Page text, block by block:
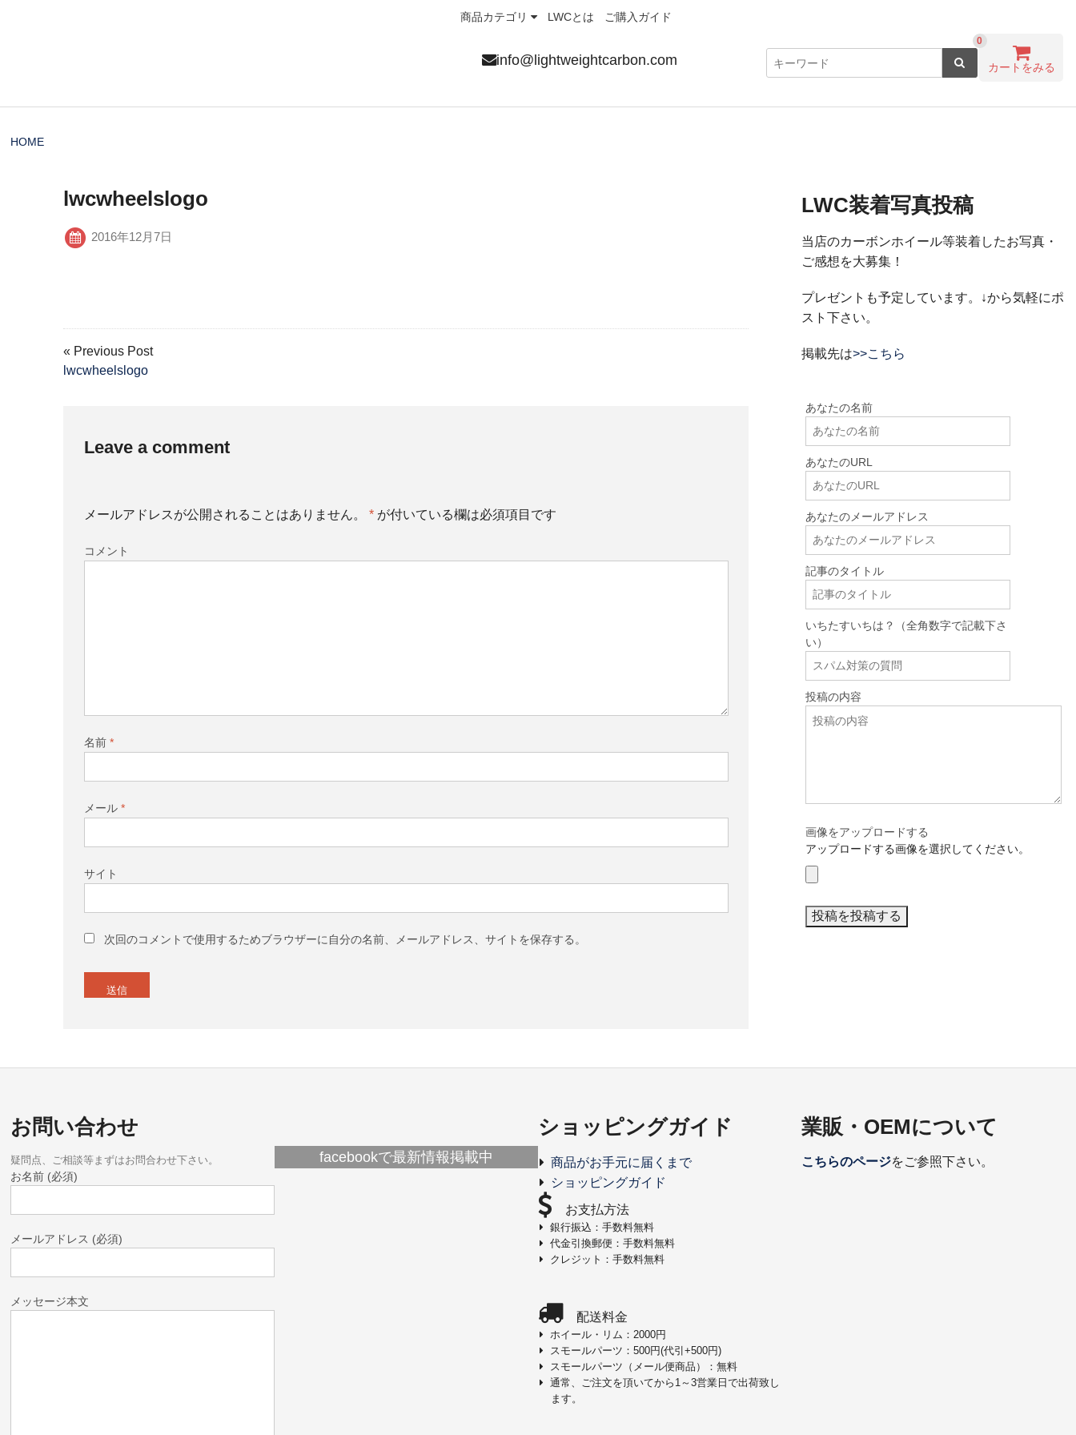
カートをみる
0
商品カテゴリ LWCとは ご購入ガイド
info@lightweightcarbon.com
HOME
lwcwheelslogo
2016年12月7日
« Previous Post
lwcwheelslogo
Leave a comment
メールアドレスが公開されることはありません。 *が付いている欄は必須項目です
コメント
名前 *
メール *
サイト
次回のコメントで使用するためブラウザーに自分の名前、メールアドレス、サイトを保存する。
LWC装着写真投稿
当店のカーボンホイール等装着したお写真・
ご感想を大募集！
プレゼントも予定しています。↓から気軽にポ
スト下さい。
掲載先は>>こちら
あなたの名前
あなたのURL
あなたのメールアドレス
記事のタイトル
いちたすいちは？（全角数字で記載下さ
い）
投稿の内容
画像をアップロードする
アップロードする画像を選択してください。
お問い合わせ
疑問点、ご相談等まずはお問合わせ下さい。
お名前 (必須)
メールアドレス (必須)
メッセージ本文
facebookで最新情報掲載中
ショッピングガイド
商品がお手元に届くまで
ショッピングガイド
お支払方法
銀行振込：手数料無料
代金引換郵便：手数料無料
クレジット：手数料無料
配送料金
ホイール・リム：2000円
スモールパーツ：500円(代引+500円)
スモールパーツ（メール便商品）：無料
通常、ご注文を頂いてから1～3営業日で出荷致し
ます。
業販・OEMについて
こちらのページをご参照下さい。